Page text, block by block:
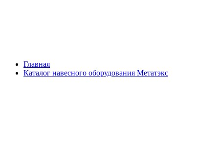
Главная
Каталог навесного оборудования Метатэкс